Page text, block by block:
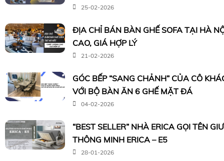
25-02-2026
ĐỊA CHỈ BÁN BÀN GHẾ SOFA TẠI HÀ
CAO, GIÁ HỢP LÝ
21-02-2026
GÓC BẾP “SANG CHẢNH” CỦA CÔ
VỚI BỘ BÀN ĂN 6 GHẾ MẶT ĐÁ
04-02-2026
“BEST SELLER” NHÀ ERICA GỌI TÊN
THÔNG MINH ERICA – E5
28-01-2026